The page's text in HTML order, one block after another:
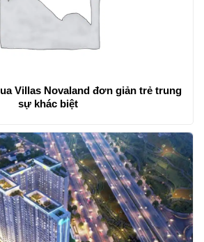
Villas Novaland đơn giản trẻ trung
sự khác biệt